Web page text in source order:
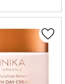
favorite_border